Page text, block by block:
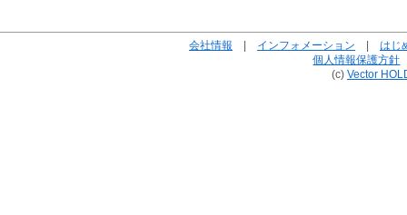
会社情報 | インフォメーション | はじ
個人情報保護方針
(c) Vector